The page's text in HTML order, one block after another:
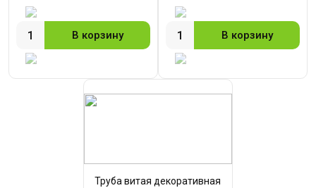
В корзину В корзину
Труба витая декоративная